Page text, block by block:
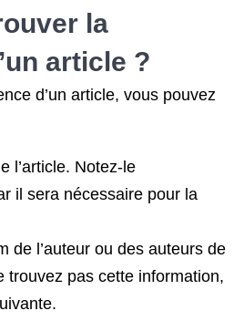
la
article ?
d’un article, vous pouvez
l’article. Notez-le
il sera nécessaire pour la
de l’auteur ou des auteurs de
trouvez pas cette information,